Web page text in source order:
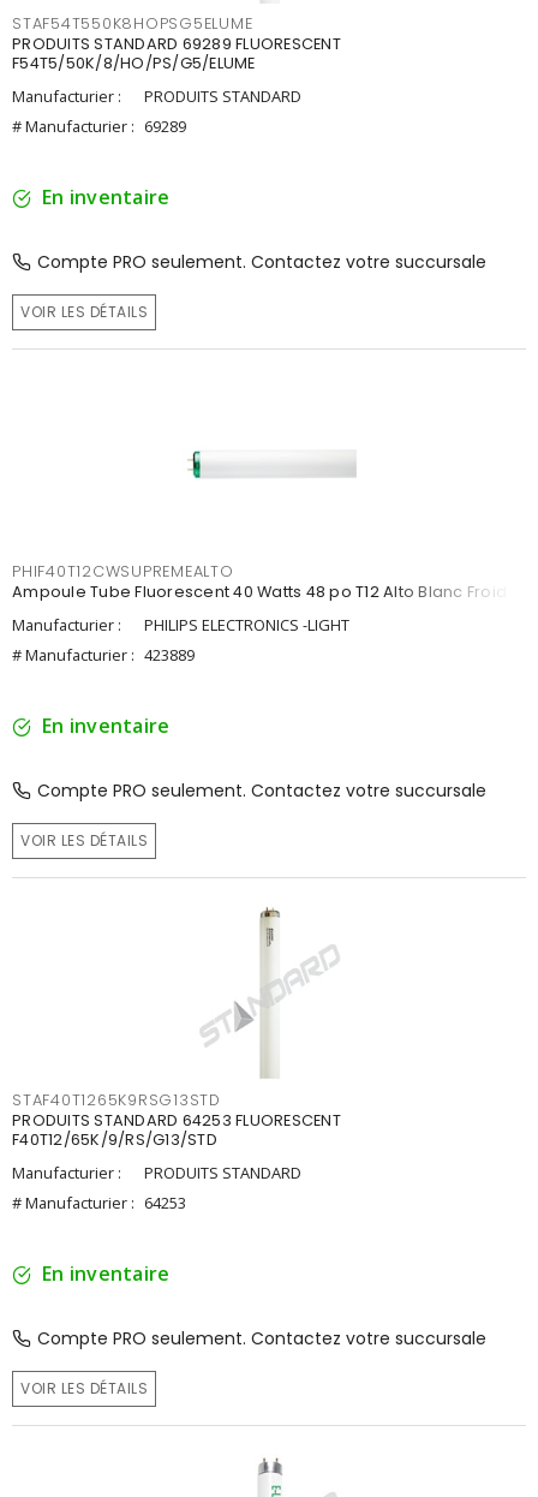
STAF54T550K8HOPSG5ELUME
PRODUITS STANDARD 69289 FLUORESCENT
F54T5/50K/8/HO/PS/G5/ELUME
Manufacturier :
PRODUITS STANDARD
# Manufacturier : 69289
En inventaire
Compte PRO seulement. Contactez votre succursale
VOIR LES DÉTAILS
PHIF40T12CWSUPREMEALTO
Ampoule Tube Fluorescent 40 Watts 48 po T12 Alto Blanc Froid
Manufacturier :
PHILIPS ELECTRONICS -LIGHT
# Manufacturier : 423889
En inventaire
Compte PRO seulement. Contactez votre succursale
VOIR LES DÉTAILS
STAF40T1265K9RSG13STD
PRODUITS STANDARD 64253 FLUORESCENT
F40T12/65K/9/RS/G13/STD
Manufacturier :
PRODUITS STANDARD
# Manufacturier : 64253
En inventaire
Compte PRO seulement. Contactez votre succursale
VOIR LES DÉTAILS